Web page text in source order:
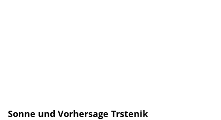
Sonne und Vorhersage Trstenik